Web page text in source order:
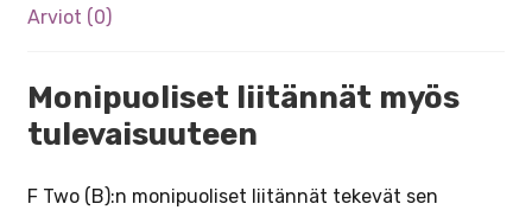
Arviot (0)
Monipuoliset liitännät myös
tulevaisuuteen
F Two (B):n monipuoliset liitännät tekevät sen